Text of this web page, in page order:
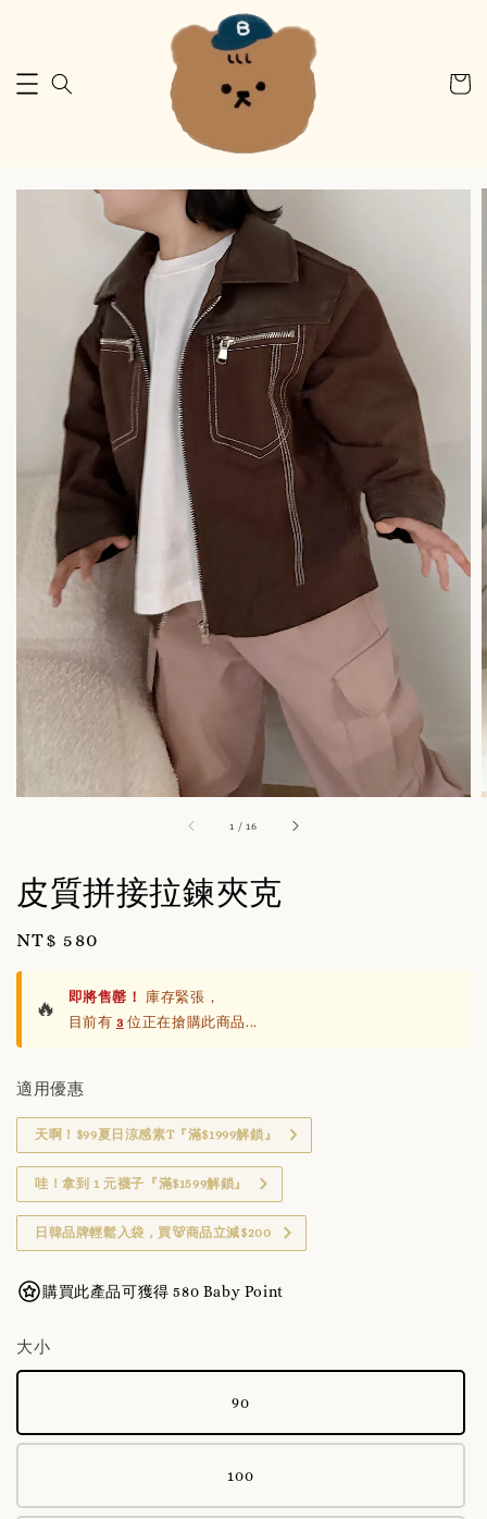
1 /16
皮質拼接拉鍊夾克
Regular
price
NT$ 580
🔥 即將售罄！
庫存緊張，
目前有3 位正在搶購此商品...
適用優惠
天啊！$99夏日涼感素T『滿$1999解鎖』
哇！拿到 1 元襪子『滿$1599解鎖』
日韓品牌輕鬆入袋，買🐻商品立減$200
購買此產品可獲得 580 Baby Point
大小
90
100